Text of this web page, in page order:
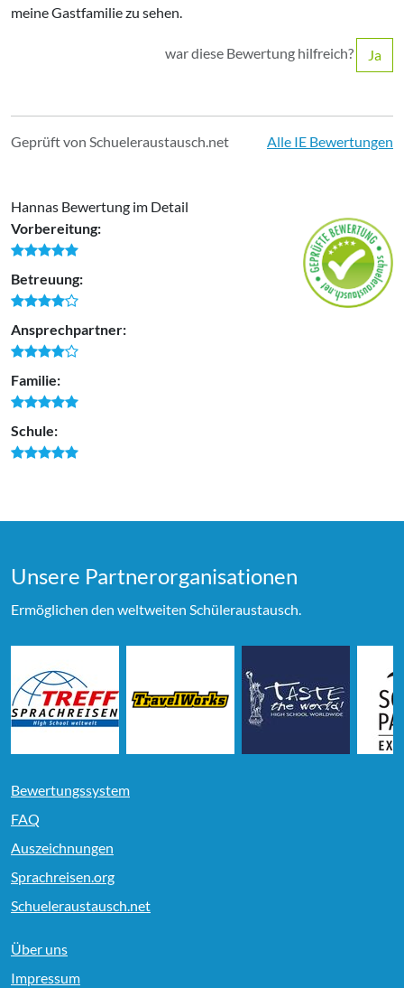
meine Gastfamilie zu sehen.
war diese Bewertung hilfreich? Ja
Geprüft von Schueleraustausch.net Alle IE Bewertungen
Hannas Bewertung im Detail
Vorbereitung:
Betreuung:
Ansprechpartner:
Familie:
Schule:
Unsere Partner­organi­sationen
Ermöglichen den weltweiten Schüleraustausch.
Bewertungssystem
FAQ
Auszeichnungen
Sprachreisen.org
Schueleraustausch.net
Über uns
Impressum